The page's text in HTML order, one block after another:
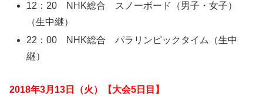
12：20 NHK総合 スノーボード（男子・女子）
（生中継）
22：00 NHK総合 パラリンピックタイム（生中
継）
2018年3月13日（火）【大会5日目】